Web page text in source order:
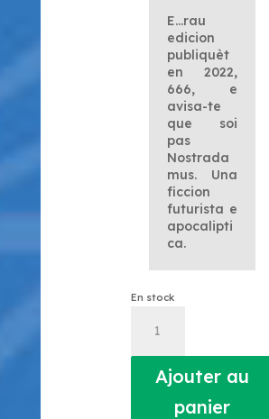
E…rau
edicion
publiquèt
en 2022,
666, e
avisa-te
que soi
pas
Nostrada
mus. Una
ficcion
futurista e
apocalipti
ca.
En stock
Ajouter au
panier